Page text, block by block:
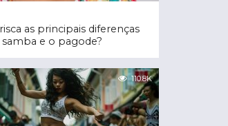
as principais diferenças
e o pagode?
110.8K